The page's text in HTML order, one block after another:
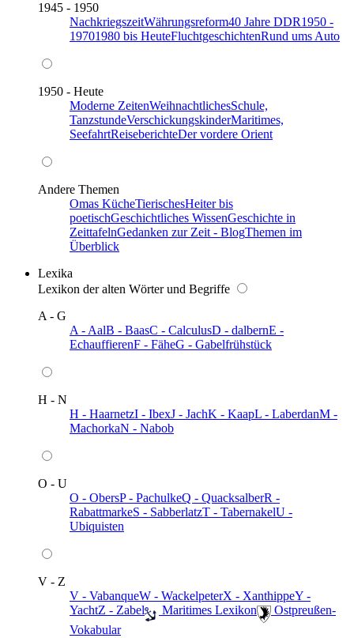
1945 - 1950
NachkriegszeitWährungsreform40 Jahre DDR1950 -
19701980 bis HeuteFluchtgeschichtenRund ums Auto
1950 - Heute
Moderne ZeitenWeihnachtlichesSchule,
TanzstundeVerschickungskinderMaritimes,
SeefahrtReiseberichteDer vordere Orient
Andere Themen
Omas KücheTierischesHeiter bis
poetischGeschichtliches WissenGeschichte in
ZeittafelnGedanken zur Zeit - BlogThemen im
Überblick
Lexika
Lexikon der alten Wörter und Begriffe
A - G
A - AalB - BaasC - CalculusD - dalbernE -
EchauffierenF - FäheG - Gabelfrühstück
H - N
H - HaarnetzI - IbexJ - JachK - KaapL - LaberdanM -
MachorkaN - Nabob
O - U
O - ObersP - PachulkeQ - QuacksalberR -
RabattmarkeS - SabberlatzT - TabernakelU -
Ubiquisten
V - Z
V - VabanqueW - WackelpeterX - XanthippeY -
YachtZ - Zabel ️ Maritimes Lexikon
️ Ostpreußen-
Vokabular